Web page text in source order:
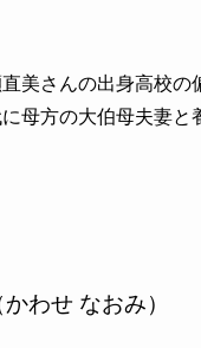
美さんの出身高校
母方の大伯母夫妻
かわせ なおみ）